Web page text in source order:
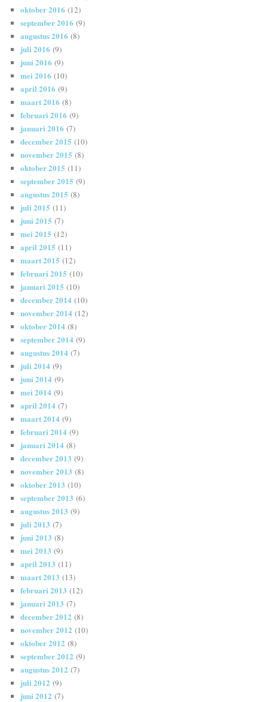
oktober 2016 (12)
september 2016 (9)
augustus 2016 (8)
juli 2016 (9)
juni 2016 (9)
mei 2016 (10)
april 2016 (9)
maart 2016 (8)
februari 2016 (9)
januari 2016 (7)
december 2015 (10)
november 2015 (8)
oktober 2015 (11)
september 2015 (9)
augustus 2015 (8)
juli 2015 (11)
juni 2015 (7)
mei 2015 (12)
april 2015 (11)
maart 2015 (12)
februari 2015 (10)
januari 2015 (10)
december 2014 (10)
november 2014 (12)
oktober 2014 (8)
september 2014 (9)
augustus 2014 (7)
juli 2014 (9)
juni 2014 (9)
mei 2014 (9)
april 2014 (7)
maart 2014 (9)
februari 2014 (9)
januari 2014 (8)
december 2013 (9)
november 2013 (8)
oktober 2013 (10)
september 2013 (6)
augustus 2013 (9)
juli 2013 (7)
juni 2013 (8)
mei 2013 (9)
april 2013 (11)
maart 2013 (13)
februari 2013 (12)
januari 2013 (7)
december 2012 (8)
november 2012 (10)
oktober 2012 (8)
september 2012 (9)
augustus 2012 (7)
juli 2012 (9)
juni 2012 (7)